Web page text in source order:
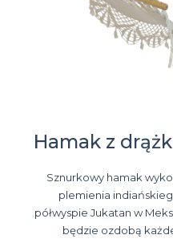
Hamak z
Sznurkowy hamak
plemienia
półwyspie Jukatan w
będzie ozdobą